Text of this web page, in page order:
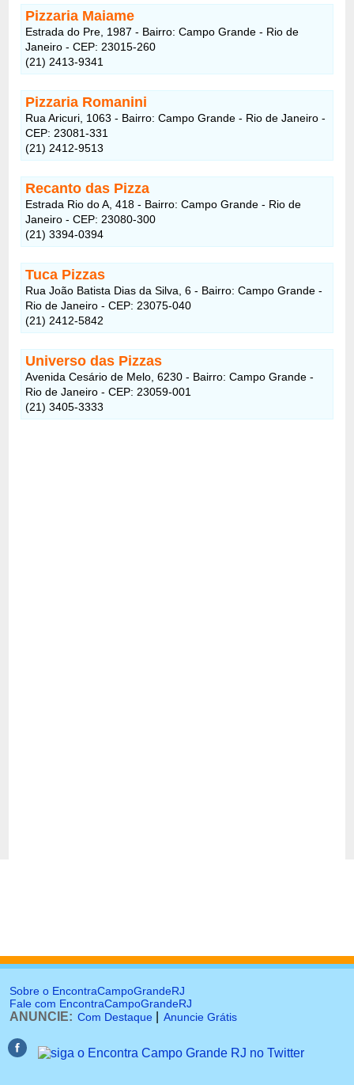
Pizzaria Maiame
Estrada do Pre, 1987 - Bairro: Campo Grande - Rio de
Janeiro - CEP: 23015-260
(21) 2413-9341
Pizzaria Romanini
Rua Aricuri, 1063 - Bairro: Campo Grande - Rio de Janeiro -
CEP: 23081-331
(21) 2412-9513
Recanto das Pizza
Estrada Rio do A, 418 - Bairro: Campo Grande - Rio de
Janeiro - CEP: 23080-300
(21) 3394-0394
Tuca Pizzas
Rua João Batista Dias da Silva, 6 - Bairro: Campo Grande -
Rio de Janeiro - CEP: 23075-040
(21) 2412-5842
Universo das Pizzas
Avenida Cesário de Melo, 6230 - Bairro: Campo Grande -
Rio de Janeiro - CEP: 23059-001
(21) 3405-3333
Sobre o EncontraCampoGrandeRJ
Fale com EncontraCampoGrandeRJ
ANUNCIE: Com Destaque Anuncie Grátis